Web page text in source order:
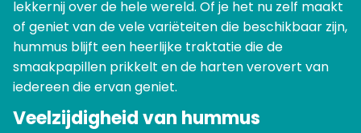
lekkernij over de hele wereld. Of je het nu zelf maakt
of geniet van de vele variëteiten die beschikbaar zijn,
hummus blijft een heerlijke traktatie die de
smaakpapillen prikkelt en de harten verovert van
iedereen die ervan geniet.
Veelzijdigheid van hummus